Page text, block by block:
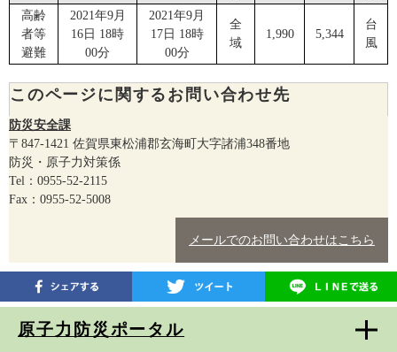
原子力防災ポータル
高齢
者等
避難
2021年9月
16日 18時
00分
2021年9月
17日 18時
00分
全
域
1,990 5,344
台
風
このページに関するお問い合わせ先
防災安全課
〒847-1421 佐賀県東松浦郡玄海町大字諸浦348番地
防災・原子力対策係
Tel：0955-52-2115
Fax：0955-52-5008
メールでのお問い合わせはこちら